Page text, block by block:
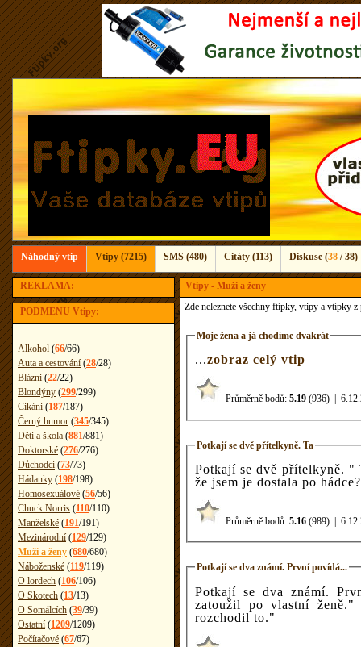
Náhodný vtip Vtipy (7215) SMS (480) Citáty (113) Diskuse (38 / 38)
REKLAMA:
PODMENU Vtipy:
Alkohol (66/66)
Auta a cestování (28/28)
Blázni (22/22)
Blondýny (299/299)
Cikáni (187/187)
Černý humor (345/345)
Děti a škola (881/881)
Doktorské (276/276)
Důchodci (73/73)
Hádanky (198/198)
Homosexuálové (56/56)
Chuck Norris (110/110)
Manželské (191/191)
Mezinárodní (129/129)
Muži a ženy (680/680)
Náboženské (119/119)
O lordech (106/106)
O Skotech (13/13)
O Somálcích (39/39)
Ostatní (1209/1209)
Počítačové (67/67)
Vtipy - Muži a ženy
Zde neleznete všechny ftípky, vtipy a vtípky
Moje žena a já chodíme dvakrát
...zobraz celý vtip
Průměrně bodů: 5.19 (936)
Potkají se dvě přítelkyně. Ta
Potkají se dvě přítelkyně. " Ta máš ale pohádkové šaty! " " Jak to víš,
že jsem je dostala po
Průměrně bodů: 5.16 (989) |
Potkají se dva známí. První povídá...
Potkají se dva známí. První povídá: "Člověče, po 20. letech jsem
zatoužil po vlastní ženě." "Nu a jak to dopadlo?" "Vstal jsem
rozchodil to."